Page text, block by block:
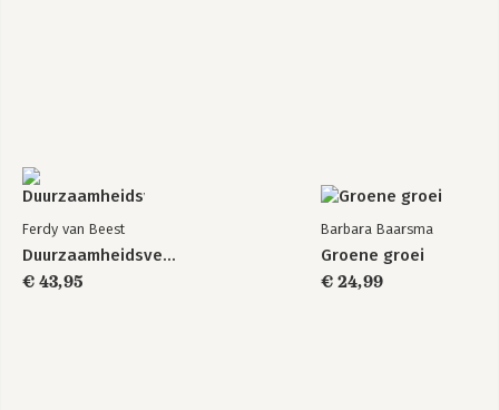
Ferdy van Beest
Duurzaamheidsverslaggeving
€ 43,95
Barbara Baarsma
Groene groei
€ 24,99